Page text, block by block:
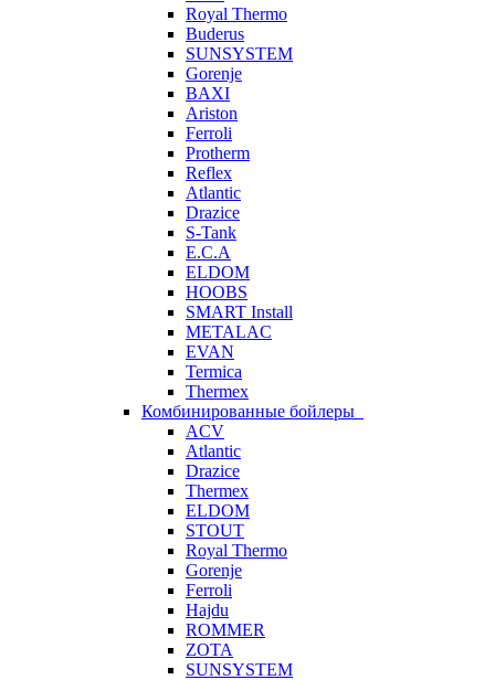
Royal Thermo
Buderus
SUNSYSTEM
Gorenje
BAXI
Ariston
Ferroli
Protherm
Reflex
Atlantic
Drazice
S-Tank
E.C.A
ELDOM
HOOBS
SMART Install
METALAC
EVAN
Termica
Thermex
Комбинированные бойлеры
ACV
Atlantic
Drazice
Thermex
ELDOM
STOUT
Royal Thermo
Gorenje
Ferroli
Hajdu
ROMMER
ZOTA
SUNSYSTEM